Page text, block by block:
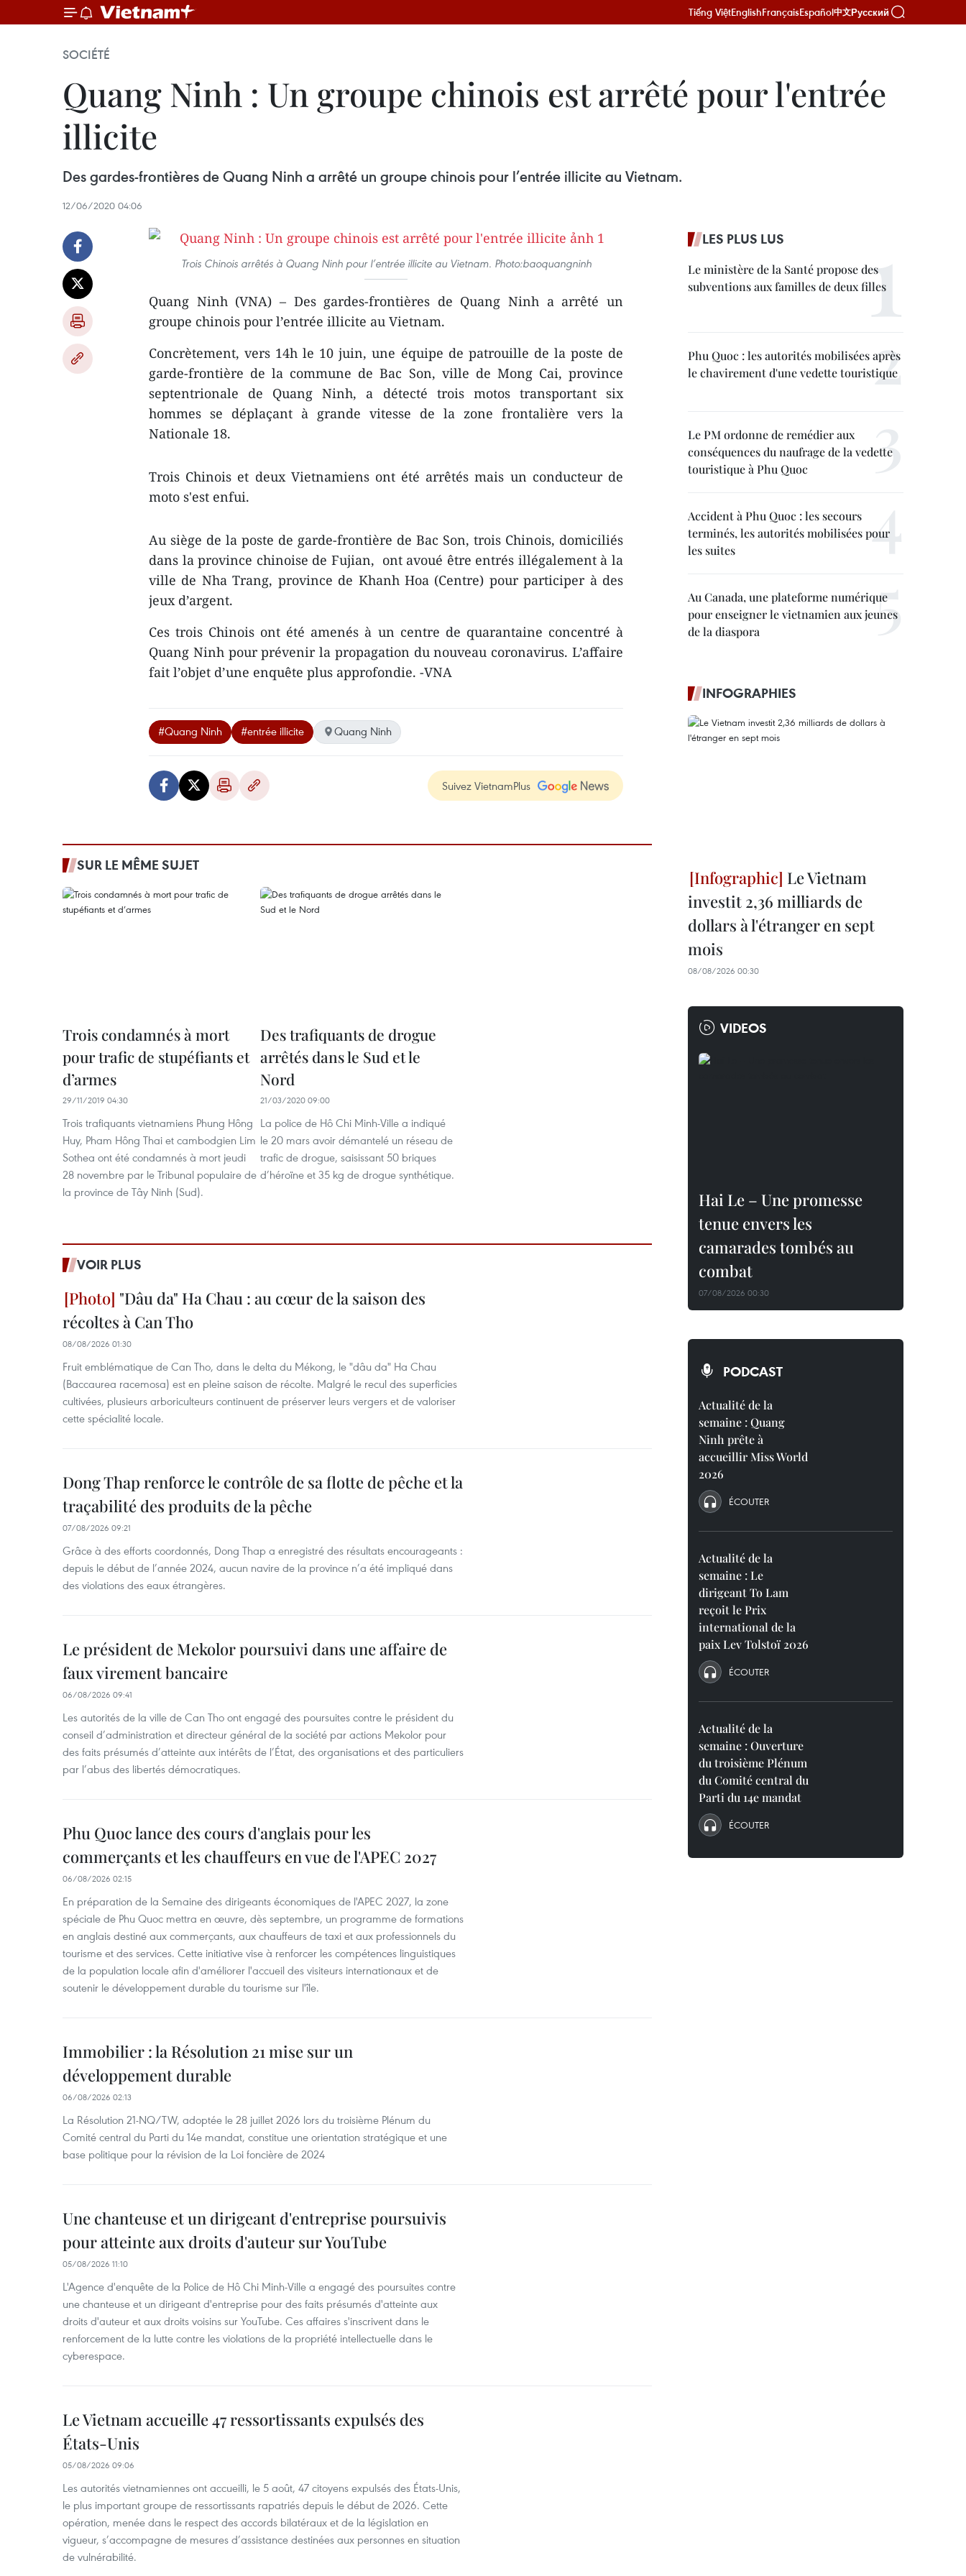
Tiếng ViệtEnglishFrançaisEspañol中文Русский
SOCIÉTÉ
Quang Ninh : Un groupe chinois est arrêté pour l'entrée
illicite
Des gardes-frontières de Quang Ninh a arrêté un groupe chinois pour l’entrée illicite au Vietnam.
12/06/2020 04:06
Trois Chinois arrêtés à Quang Ninh pour l’entrée illicite au Vietnam. Photo:baoquangninh
Quang Ninh (VNA) – Des gardes-frontières de Quang Ninh a arrêté un
groupe chinois pour l’entrée illicite au Vietnam.
Concrètement, vers 14h le 10 juin, une équipe de patrouille de la poste de
garde-frontière de la commune de Bac Son, ville de Mong Cai, province
septentrionale de Quang Ninh, a détecté trois motos transportant six
hommes se déplaçant à grande vitesse de la zone frontalière vers la
Nationale 18.
Trois Chinois et deux Vietnamiens ont été arrêtés mais un conducteur de
moto s'est enfui.
Au siège de la poste de garde-frontière de Bac Son, trois Chinois, domiciliés
dans la province chinoise de Fujian, ont avoué être entrés illégalement à la
ville de Nha Trang, province de Khanh Hoa (Centre) pour participer à des
jeux d’argent.
Ces trois Chinois ont été amenés à un centre de quarantaine concentré à
Quang Ninh pour prévenir la propagation du nouveau coronavirus. L’affaire
fait l’objet d’une enquête plus approfondie. -VNA
#Quang Ninh #entrée illicite Quang Ninh
Suivez VietnamPlus
SUR LE MÊME SUJET
Trois condamnés à mort
pour trafic de stupéfiants et
d’armes
29/11/2019 04:30
Trois trafiquants vietnamiens Phung Hông
Huy, Pham Hông Thai et cambodgien Lim
Sothea ont été condamnés à mort jeudi
28 novembre par le Tribunal populaire de
la province de Tây Ninh (Sud).
Des trafiquants de drogue
arrêtés dans le Sud et le
Nord
21/03/2020 09:00
La police de Hô Chi Minh-Ville a indiqué
le 20 mars avoir démantelé un réseau de
trafic de drogue, saisissant 50 briques
d’héroïne et 35 kg de drogue synthétique.
VOIR PLUS
"Dâu da" Ha Chau : au cœur de la saison des
récoltes à Can Tho
08/08/2026 01:30
Fruit emblématique de Can Tho, dans le delta du Mékong, le "dâu da" Ha Chau
(Baccaurea racemosa) est en pleine saison de récolte. Malgré le recul des superficies
cultivées, plusieurs arboriculteurs continuent de préserver leurs vergers et de valoriser
cette spécialité locale.
Dong Thap renforce le contrôle de sa flotte de pêche et la
traçabilité des produits de la pêche
07/08/2026 09:21
Grâce à des efforts coordonnés, Dong Thap a enregistré des résultats encourageants :
depuis le début de l’année 2024, aucun navire de la province n’a été impliqué dans
des violations des eaux étrangères.
Le président de Mekolor poursuivi dans une affaire de
faux virement bancaire
06/08/2026 09:41
Les autorités de la ville de Can Tho ont engagé des poursuites contre le président du
conseil d’administration et directeur général de la société par actions Mekolor pour
des faits présumés d’atteinte aux intérêts de l’État, des organisations et des particuliers
par l’abus des libertés démocratiques.
Phu Quoc lance des cours d'anglais pour les
commerçants et les chauffeurs en vue de l'APEC 2027
06/08/2026 02:15
En préparation de la Semaine des dirigeants économiques de l'APEC 2027, la zone
spéciale de Phu Quoc mettra en œuvre, dès septembre, un programme de formations
en anglais destiné aux commerçants, aux chauffeurs de taxi et aux professionnels du
tourisme et des services. Cette initiative vise à renforcer les compétences linguistiques
de la population locale afin d'améliorer l'accueil des visiteurs internationaux et de
soutenir le développement durable du tourisme sur l'île.
Immobilier : la Résolution 21 mise sur un
développement durable
06/08/2026 02:13
La Résolution 21-NQ/TW, adoptée le 28 juillet 2026 lors du troisième Plénum du
Comité central du Parti du 14e mandat, constitue une orientation stratégique et une
base politique pour la révision de la Loi foncière de 2024
Une chanteuse et un dirigeant d'entreprise poursuivis
pour atteinte aux droits d'auteur sur YouTube
05/08/2026 11:10
L'Agence d'enquête de la Police de Hô Chi Minh-Ville a engagé des poursuites contre
une chanteuse et un dirigeant d'entreprise pour des faits présumés d'atteinte aux
droits d'auteur et aux droits voisins sur YouTube. Ces affaires s'inscrivent dans le
renforcement de la lutte contre les violations de la propriété intellectuelle dans le
cyberespace.
Le Vietnam accueille 47 ressortissants expulsés des
États-Unis
05/08/2026 09:06
Les autorités vietnamiennes ont accueilli, le 5 août, 47 citoyens expulsés des États-Unis,
le plus important groupe de ressortissants rapatriés depuis le début de 2026. Cette
opération, menée dans le respect des accords bilatéraux et de la législation en
vigueur, s’accompagne de mesures d’assistance destinées aux personnes en situation
de vulnérabilité.
LES PLUS LUS
Le ministère de la Santé propose des
subventions aux familles de deux filles
Phu Quoc : les autorités mobilisées après
le chavirement d'une vedette touristique
Le PM ordonne de remédier aux
conséquences du naufrage de la vedette
touristique à Phu Quoc
Accident à Phu Quoc : les secours
terminés, les autorités mobilisées pour
les suites
Au Canada, une plateforme numérique
pour enseigner le vietnamien aux jeunes
de la diaspora
INFOGRAPHIES
Le Vietnam
investit 2,36 milliards de
dollars à l'étranger en sept
mois
08/08/2026 00:30
VIDEOS
Hai Le – Une promesse
tenue envers les
camarades tombés au
combat
07/08/2026 00:30
PODCAST
Actualité de la
semaine : Quang
Ninh prête à
accueillir Miss World
2026
ÉCOUTER
Actualité de la
semaine : Le
dirigeant To Lam
reçoit le Prix
international de la
paix Lev Tolstoï 2026
ÉCOUTER
Actualité de la
semaine : Ouverture
du troisième Plénum
du Comité central du
Parti du 14e mandat
ÉCOUTER